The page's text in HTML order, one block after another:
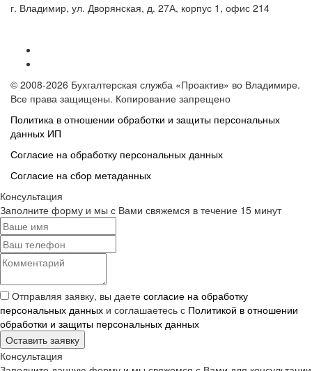
г. Владимир, ул. Дворянская, д. 27А, корпус 1, офис 214
© 2008-2026 Бухгалтерская служба «Проактив» во Владимире.
Все права защищены. Копирование запрещено
Политика в отношении обработки и защиты персональных
данных ИП
Согласие на обработку персональных данных
Согласие на сбор метаданных
Консультация
Заполните форму и мы с Вами свяжемся в течение 15 минут
Отправляя заявку, вы даете согласие на обработку
персональных данных и соглашаетесь с Политикой в отношении
обработки и защиты персональных данных
Оставить заявку
Консультация